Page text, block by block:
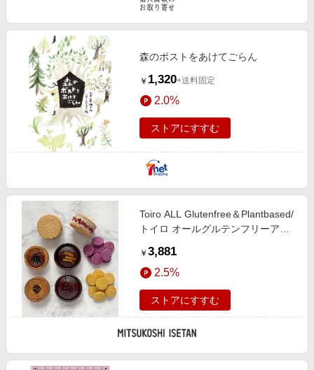
森のポストをあけてごらん
￥ 1,320+送料固定
2.0%
ストアにすすむ
Toiro ALL Glutenfree＆Plantbased/
トイロ オールグルテンフリーアン
& プラントベーススイーツ詰合せ
パン・焼き菓子（洋菓子）【三越伊
勢丹/公式】
￥ 3,881
2.5%
ストアにすすむ